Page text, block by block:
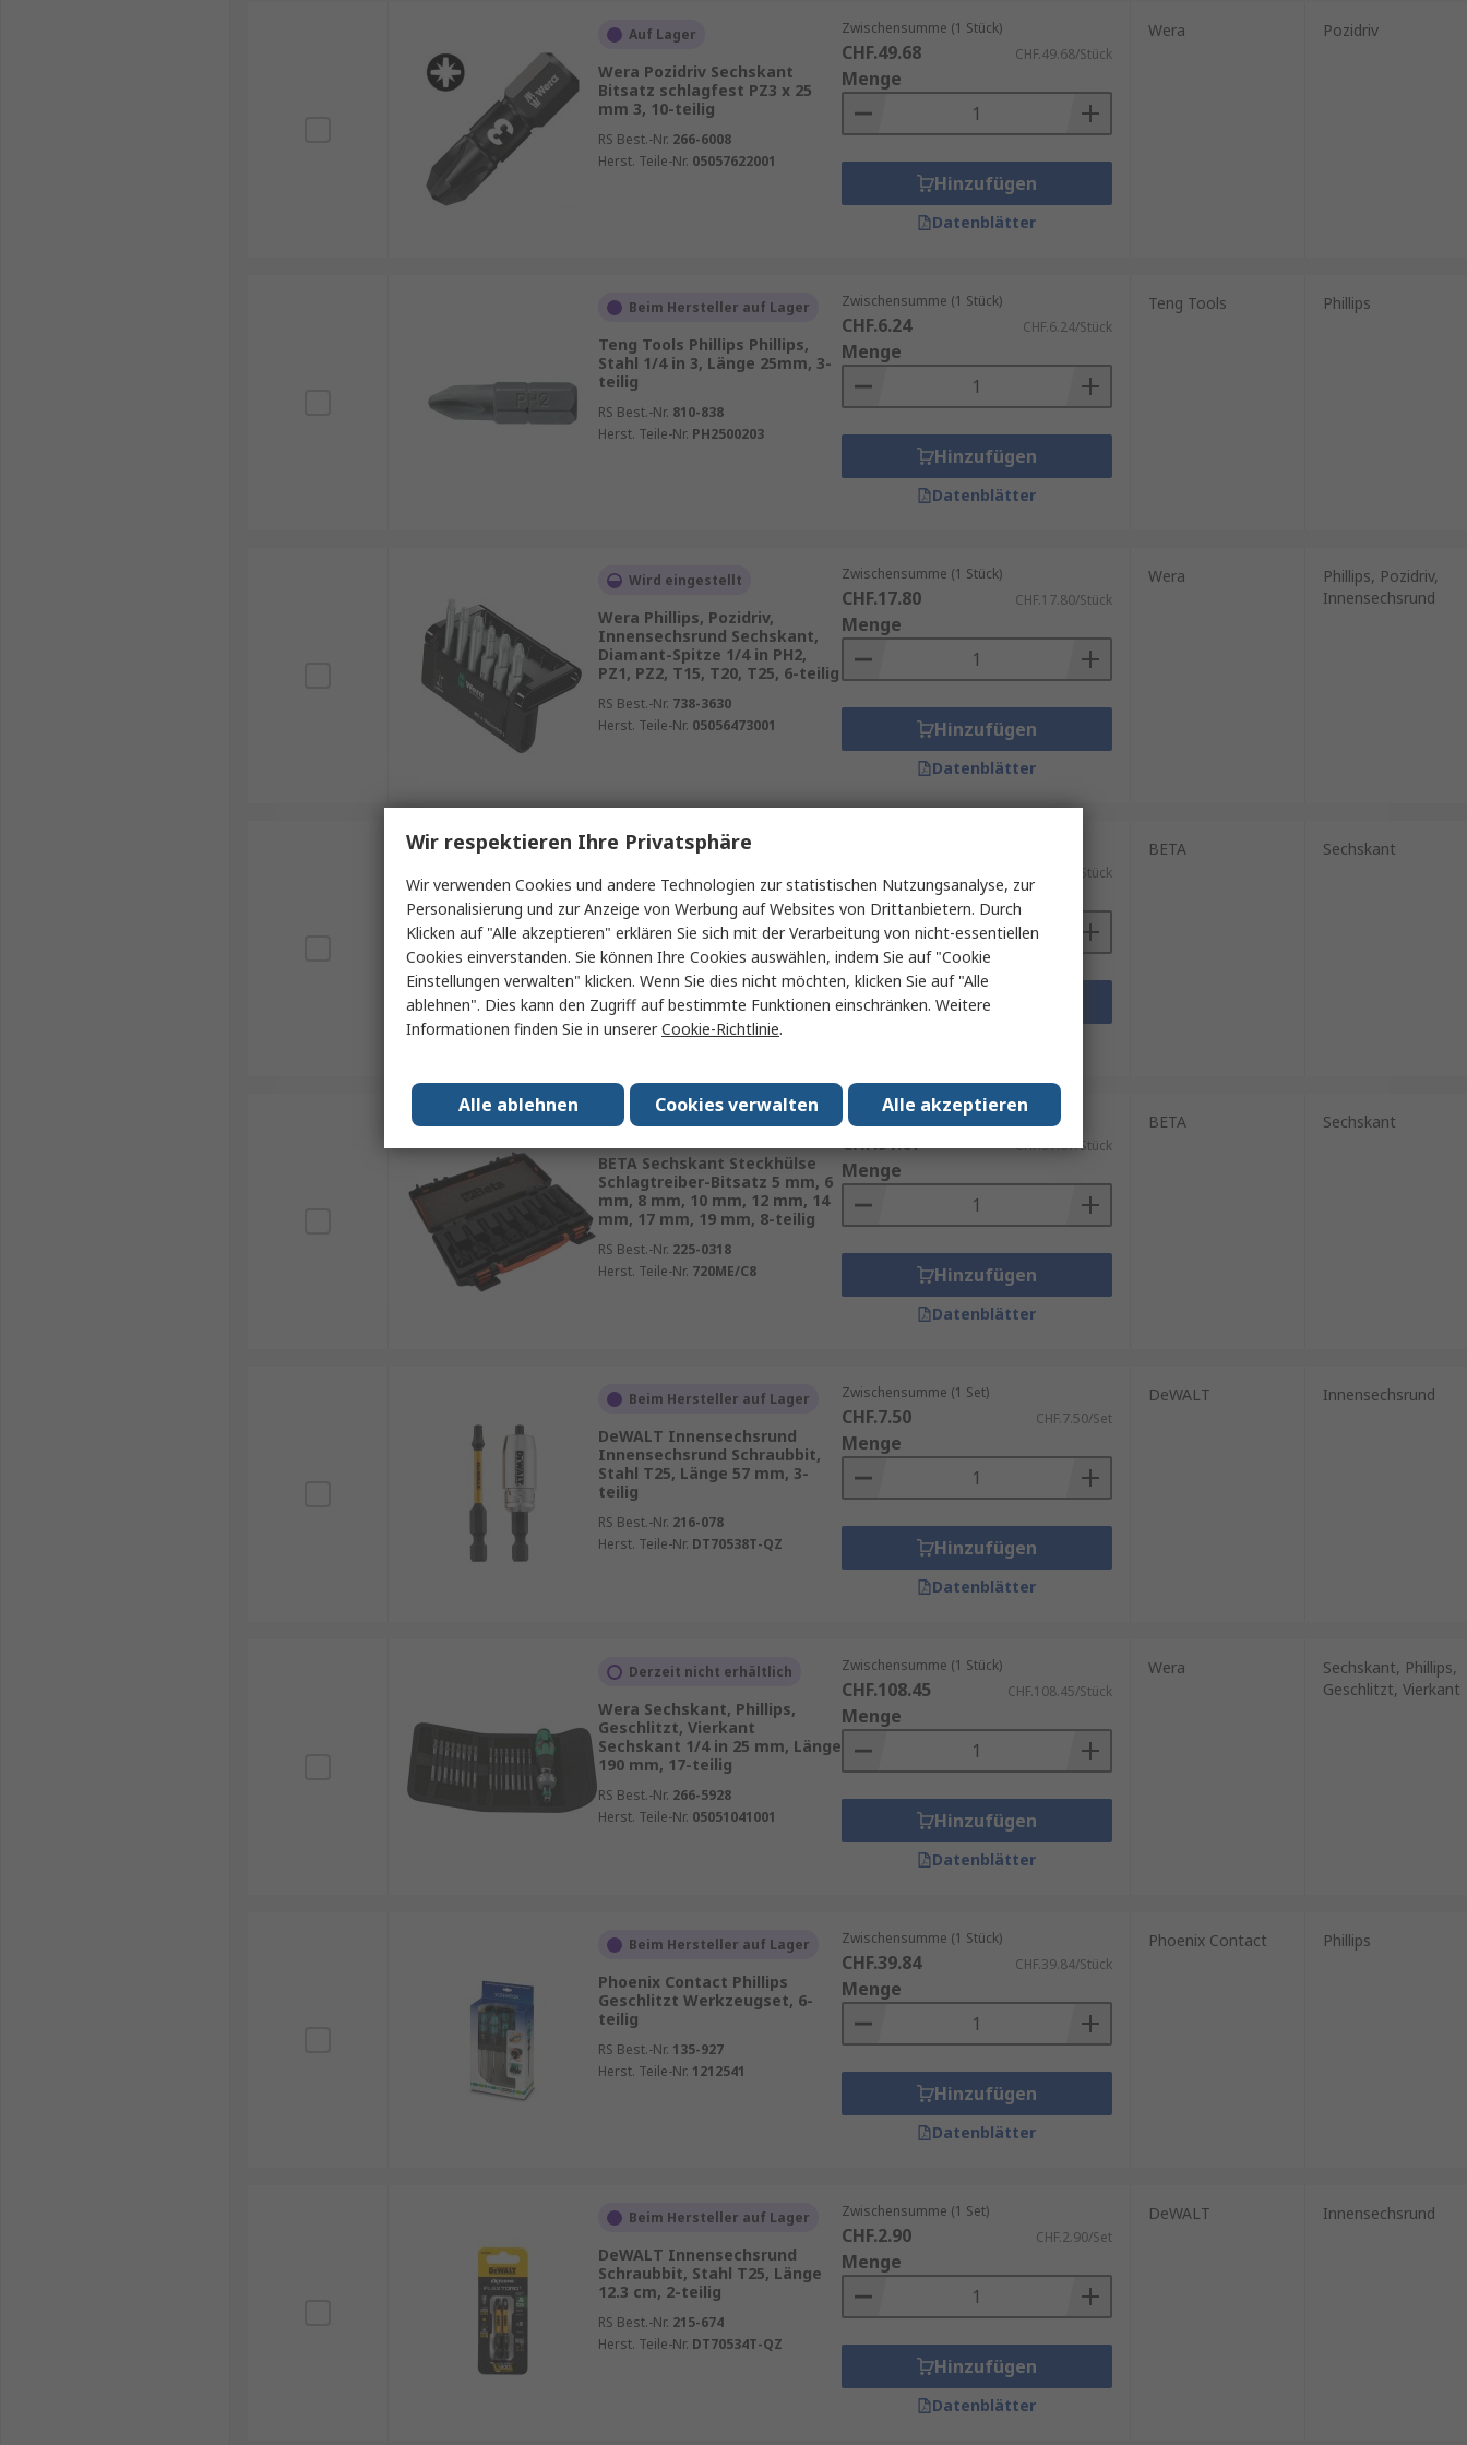
Auf Lager
Wera Pozidriv Sechskant
Bitsatz schlagfest PZ3 x 25
mm 3, 10-teilig
RS Best.-Nr. 266-6008
Herst. Teile-Nr. 05057622001
Zwischensumme (1 Stück)
CHF.49.68 CHF.49.68/Stück
Menge
Hinzufügen
Datenblätter
Wera Pozidriv
Beim Hersteller auf Lager
Teng Tools Phillips Phillips,
Stahl 1/4 in 3, Länge 25mm, 3-
teilig
RS Best.-Nr. 810-838
Herst. Teile-Nr. PH2500203
Zwischensumme (1 Stück)
CHF.6.24 CHF.6.24/Stück
Menge
Hinzufügen
Datenblätter
Teng Tools Phillips
Wird eingestellt
Wera Phillips, Pozidriv,
Innensechsrund Sechskant,
Diamant-Spitze 1/4 in PH2,
PZ1, PZ2, T15, T20, T25, 6-teilig
RS Best.-Nr. 738-3630
Herst. Teile-Nr. 05056473001
Zwischensumme (1 Stück)
CHF.17.80 CHF.17.80/Stück
Menge
Hinzufügen
Datenblätter
Wera
Phillips, Pozidriv,
Innensechsrund
Auf Lager
BETA Sechskant Vierkant,
Polypropylen 10 mm, 9-teilig
RS Best.-Nr. 234-5272
Herst. Teile-Nr. 1281BG
CHF.13.29/Stück
Menge
Hinzufügen
BETA Sechskant
Auf Lager
BETA Sechskant Steckhülse
Schlagtreiber-Bitsatz 5 mm, 6
mm, 8 mm, 10 mm, 12 mm, 14
mm, 17 mm, 19 mm, 8-teilig
RS Best.-Nr. 225-0318
Herst. Teile-Nr. 720ME/C8
Zwischensumme (1 Stück)
CHF.91.67 CHF.91.67/Stück
Menge
Hinzufügen
Datenblätter
BETA Sechskant
Beim Hersteller auf Lager
DeWALT Innensechsrund
Innensechsrund Schraubbit,
Stahl T25, Länge 57 mm, 3-
teilig
RS Best.-Nr. 216-078
Herst. Teile-Nr. DT70538T-QZ
Zwischensumme (1 Set)
CHF.7.50 CHF.7.50/Set
Menge
Hinzufügen
Datenblätter
DeWALT Innensechsrund
Derzeit nicht erhältlich
Wera Sechskant, Phillips,
Geschlitzt, Vierkant
Sechskant 1/4 in 25 mm, Länge
190 mm, 17-teilig
RS Best.-Nr. 266-5928
Herst. Teile-Nr. 05051041001
Zwischensumme (1 Stück)
CHF.108.45 CHF.108.45/Stück
Menge
Hinzufügen
Datenblätter
Wera
Sechskant, Phillips,
Geschlitzt, Vierkant
Beim Hersteller auf Lager
Phoenix Contact Phillips
Geschlitzt Werkzeugset, 6-
teilig
RS Best.-Nr. 135-927
Herst. Teile-Nr. 1212541
Zwischensumme (1 Stück)
CHF.39.84 CHF.39.84/Stück
Menge
Hinzufügen
Datenblätter
Phoenix Contact Phillips
Beim Hersteller auf Lager
DeWALT Innensechsrund
Schraubbit, Stahl T25, Länge
12.3 cm, 2-teilig
RS Best.-Nr. 215-674
Herst. Teile-Nr. DT70534T-QZ
Zwischensumme (1 Set)
CHF.2.90 CHF.2.90/Set
Menge
Hinzufügen
Datenblätter
DeWALT Innensechsrund
Wir respektieren Ihre Privatsphäre
Wir verwenden Cookies und andere Technologien zur statistischen Nutzungsanalyse, zur
Personalisierung und zur Anzeige von Werbung auf Websites von Drittanbietern. Durch
Klicken auf "Alle akzeptieren" erklären Sie sich mit der Verarbeitung von nicht-essentiellen
Cookies einverstanden. Sie können Ihre Cookies auswählen, indem Sie auf "Cookie
Einstellungen verwalten" klicken. Wenn Sie dies nicht möchten, klicken Sie auf "Alle
ablehnen". Dies kann den Zugriff auf bestimmte Funktionen einschränken. Weitere
Informationen finden Sie in unsererCookie-Richtlinie.
Alle akzeptieren
Cookies verwalten
Alle ablehnen